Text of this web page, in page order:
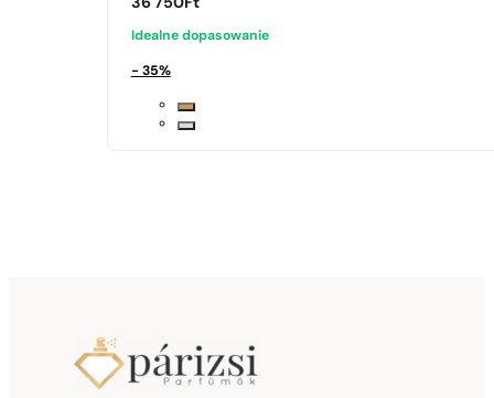
36 750Ft
Idealne dopasowanie
- 35%